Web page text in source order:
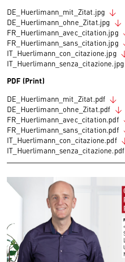
DE_Huerlimann_mit_Zitat.jpg
DE_Huerlimann_ohne_Zitat.jpg
FR_Huerlimann_avec_citation.jpg
FR_Huerlimann_sans_citation.jpg
IT_Huerlimann_con_citazione.jpg
IT_Huerlimann_senza_citazione.jpg
PDF (Print)
DE_Huerlimann_mit_Zitat.pdf
DE_Huerlimann_ohne_Zitat.pdf
FR_Huerlimann_avec_citation.pdf
FR_Huerlimann_sans_citation.pdf
IT_Huerlimann_con_citazione.pdf
IT_Huerlimann_senza_citazione.pdf